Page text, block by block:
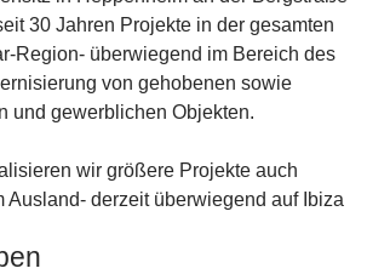
30 Jahren Projekte in der gesamten
Region- überwiegend im Bereich des
von gehobenen sowie
und gewerblichen Objekten.
wir größere Projekte auch
Ausland- derzeit überwiegend auf Ibiza